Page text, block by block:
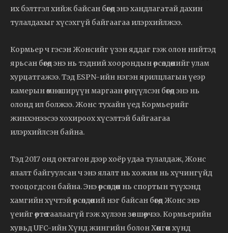
их бэлтгэл хийж байсан бөгөөд энэ хандлагатай дахин
тулалдахыг хүсэхгүй байгаагаа илэрхийлжээ.
Кормьер ч гэсэн Жонсийг үзэн яддаг гэж олон нийтэд
ярьсан бөгөөд энэ нь тэдний хоорондын өрсөлдөөнийг улам
хурцатгажээ. Тэд ESPN-ийн нэгэн ярилцлагын үеэр
камерын өмнө ширүүн маргаан өрнүүлсэн бөгөөд энэ нь
олонд ил болжээ. Жонс тухайн үед Кормьерийг
жинхэнээсээ хохироох хүсэлтэй байгаагаа
илэрхийлсэн байна.
Тэд 2017 онд октагон дээр хоёр удаа тулалдаж, Жонс
ялалт байгуулсан ч энэ ялалт нь хожим нь хүчингүйд
тооцогдсон байна. Энэ өрсөлдөөн нь спортын түүхэнд
хамгийн хүчтэй өрсөлдөөний нэг байсан бөгөөд Жонс энэ
үеийг өөртөө таалаагүй гэж хүлээн зөвшөөрчээ. Кормьерийн
хувьд UFC-ийн Хүнд жингийн болон Хөнгөн хүнд